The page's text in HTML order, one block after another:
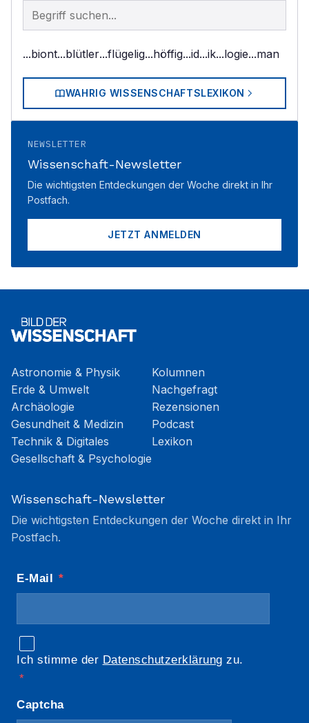
Begriff im Lexikon suchen
...biont...blütler...flügelig...höffig...id...ik...logie...man
WAHRIG WISSENSCHAFTSLEXIKON
NEWSLETTER
Wissenschaft-Newsletter
Die wichtigsten Entdeckungen der Woche direkt in Ihr
Postfach.
JETZT ANMELDEN
Astronomie & Physik
Erde & Umwelt
Archäologie
Gesundheit & Medizin
Technik & Digitales
Gesellschaft & Psychologie
Kolumnen
Nachgefragt
Rezensionen
Podcast
Lexikon
Wissenschaft-Newsletter
Die wichtigsten Entdeckungen der Woche direkt in Ihr
Postfach.